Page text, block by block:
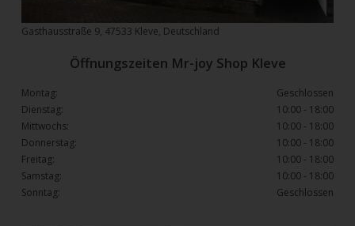
Gasthausstraße 9, 47533 Kleve, Deutschland
Öffnungszeiten Mr-joy Shop Kleve
Montag:
Geschlossen
Dienstag:
10:00 - 18:00
Mittwochs:
10:00 - 18:00
Donnerstag:
10:00 - 18:00
Freitag:
10:00 - 18:00
Samstag:
10:00 - 18:00
Sonntag:
Geschlossen